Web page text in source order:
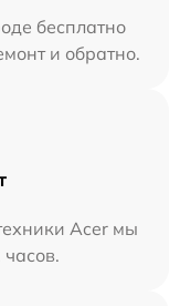
бесплатно
и обратно.
Acer мы